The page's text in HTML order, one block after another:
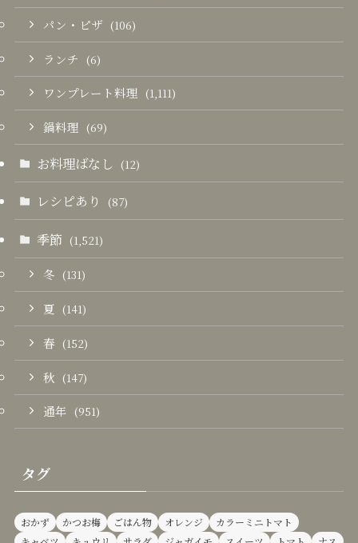
パン・ピザ (106)
ランチ (6)
ワンプレート料理 (1,111)
鍋料理 (69)
お料理ばなし (12)
レシピあり (87)
季節 (1,521)
冬 (131)
夏 (141)
春 (152)
秋 (147)
通年 (951)
タグ
おかず かつお梅 ごはん物 オレンジ
カラーミニトマト